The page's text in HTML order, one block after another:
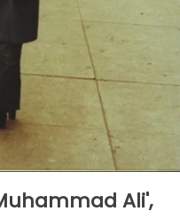
Ali',